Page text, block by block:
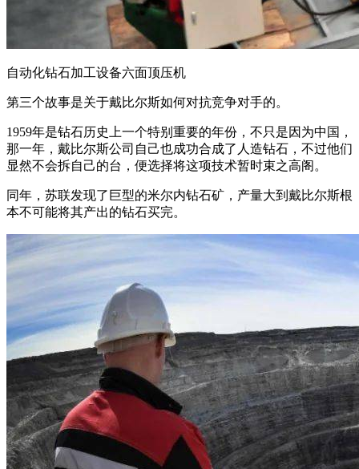
自动化钻石加工设备六面顶压机
第三个故事是关于戴比尔斯如何对抗竞争对手的。
1959年是钻石历史上一个特别重要的年份，不只是因为中国，
那一年，戴比尔斯公司自己也成功合成了人造钻石，不过他们
显然不会拆自己的台，便选择将这项技术暂时束之高阁。
同年，苏联发现了巨型的米尔内钻石矿，产量大到戴比尔斯根
本不可能将其产出的钻石买完。